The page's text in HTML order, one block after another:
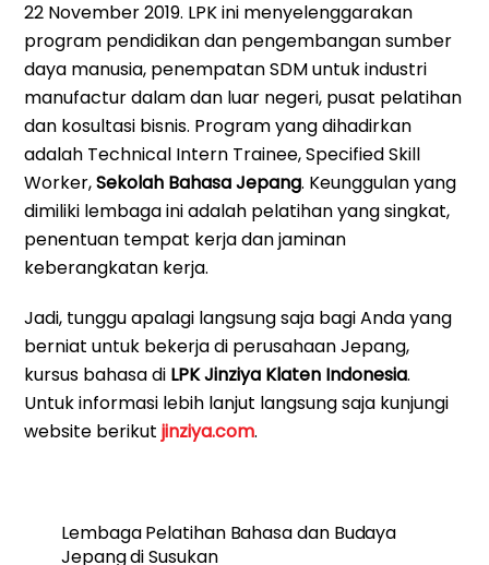
22 November 2019. LPK ini menyelenggarakan
program pendidikan dan pengembangan sumber
daya manusia, penempatan SDM untuk industri
manufactur dalam dan luar negeri, pusat pelatihan
dan kosultasi bisnis. Program yang dihadirkan
adalah Technical Intern Trainee, Specified Skill
Worker,Sekolah Bahasa Jepang. Keunggulan yang
dimiliki lembaga ini adalah pelatihan yang singkat,
penentuan tempat kerja dan jaminan
keberangkatan kerja.
Jadi, tunggu apalagi langsung saja bagi Anda yang
berniat untuk bekerja di perusahaan Jepang,
kursus bahasa di LPK Jinziya Klaten Indonesia.
Untuk informasi lebih lanjut langsung saja kunjungi
website berikutjinziya.com.
Lembaga Pelatihan Bahasa dan Budaya
Jepang di Susukan